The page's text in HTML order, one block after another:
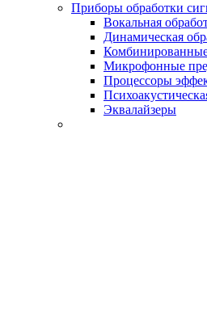
Приборы обработки
Вокальная
Динамическая
Микрофонные
Процессоры
Эквалайзеры